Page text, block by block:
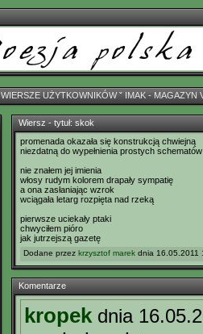
WIERSZE UŻYTKOWNIKÓWˇ IMAK - MAGAZYN
Wiersz - tytuł: skok
promenada okazała się konstrukcją chwiejną
niezdatną do wypełnienia prostych schematów
nie znałem jej imienia
włosy rudym kolorem drapały sympatię
a ona zasłaniając wzrok
wciągała letarg rozpięta nad rzeką
pierwsze uciekały ptaki
chwyciłem pióro
jak jutrzejszą gazetę
Dodane przez krzysztof marek dnia 16.05.2011
Komentarze
kropek dnia